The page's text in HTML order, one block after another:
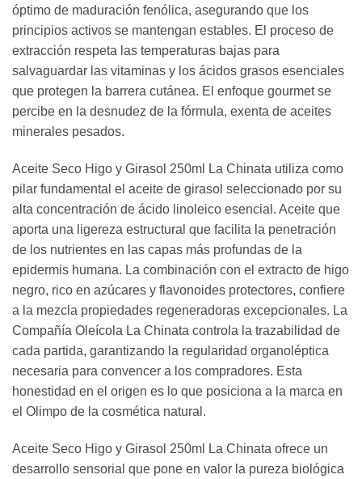
óptimo de maduración fenólica, asegurando que los
principios activos se mantengan estables. El proceso de
extracción respeta las temperaturas bajas para
salvaguardar las vitaminas y los ácidos grasos esenciales
que protegen la barrera cutánea. El enfoque gourmet se
percibe en la desnudez de la fórmula, exenta de aceites
minerales pesados.
Aceite Seco Higo y Girasol 250ml La Chinata utiliza como
pilar fundamental el aceite de girasol seleccionado por su
alta concentración de ácido linoleico esencial. Aceite que
aporta una ligereza estructural que facilita la penetración
de los nutrientes en las capas más profundas de la
epidermis humana. La combinación con el extracto de higo
negro, rico en azúcares y flavonoides protectores, confiere
a la mezcla propiedades regeneradoras excepcionales. La
Compañía Oleícola La Chinata controla la trazabilidad de
cada partida, garantizando la regularidad organoléptica
necesaria para convencer a los compradores. Esta
honestidad en el origen es lo que posiciona a la marca en
el Olimpo de la cosmética natural.
Aceite Seco Higo y Girasol 250ml La Chinata ofrece un
desarrollo sensorial que pone en valor la pureza biológica